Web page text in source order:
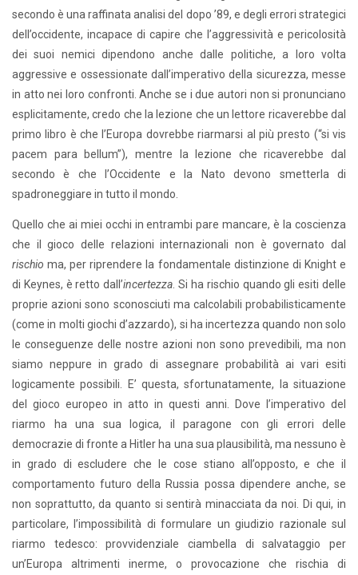
secondo è una raffinata analisi del dopo ’89, e degli errori strategici
dell’occidente, incapace di capire che l’aggressività e pericolosità
dei suoi nemici dipendono anche dalle politiche, a loro volta
aggressive e ossessionate dall’imperativo della sicurezza, messe
in atto nei loro confronti. Anche se i due autori non si pronunciano
esplicitamente, credo che la lezione che un lettore ricaverebbe dal
primo libro è che l’Europa dovrebbe riarmarsi al più presto (“si vis
pacem para bellum”), mentre la lezione che ricaverebbe dal
secondo è che l’Occidente e la Nato devono smetterla di
spadroneggiare in tutto il mondo.
Quello che ai miei occhi in entrambi pare mancare, è la coscienza
che il gioco delle relazioni internazionali non è governato dal
rischio ma, per riprendere la fondamentale distinzione di Knight e
di Keynes, è retto dall’incertezza . Si ha rischio quando gli esiti delle
proprie azioni sono sconosciuti ma calcolabili probabilisticamente
(come in molti giochi d’azzardo), si ha incertezza quando non solo
le conseguenze delle nostre azioni non sono prevedibili, ma non
siamo neppure in grado di assegnare probabilità ai vari esiti
logicamente possibili. E’ questa, sfortunatamente, la situazione
del gioco europeo in atto in questi anni. Dove l’imperativo del
riarmo ha una sua logica, il paragone con gli errori delle
democrazie di fronte a Hitler ha una sua plausibilità, ma nessuno è
in grado di escludere che le cose stiano all’opposto, e che il
comportamento futuro della Russia possa dipendere anche, se
non soprattutto, da quanto si sentirà minacciata da noi. Di qui, in
particolare, l’impossibilità di formulare un giudizio razionale sul
riarmo tedesco: provvidenziale ciambella di salvataggio per
un’Europa altrimenti inerme, o provocazione che rischia di